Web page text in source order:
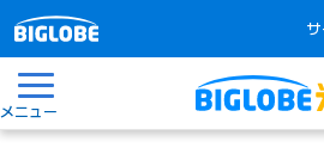
メニュー